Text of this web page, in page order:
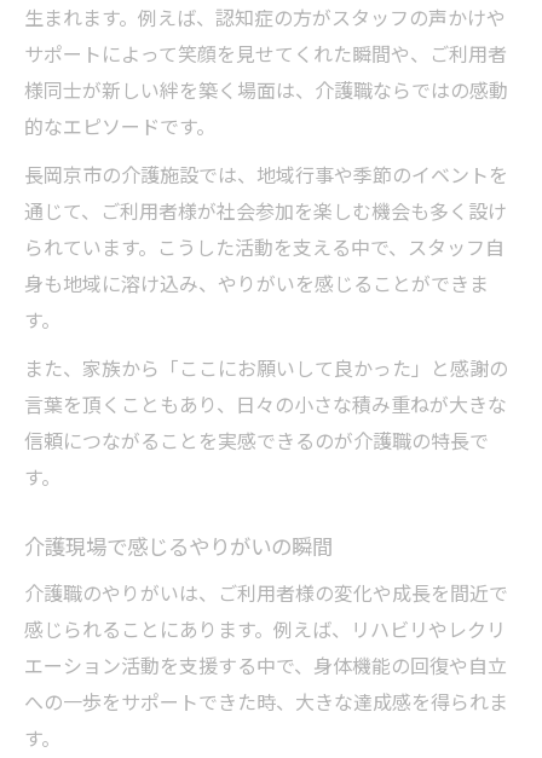
生まれます。例えば、認知症の方がスタッフの声かけや
サポートによって笑顔を見せてくれた瞬間や、ご利用者
様同士が新しい絆を築く場面は、介護職ならではの感動
的なエピソードです。
長岡京市の介護施設では、地域行事や季節のイベントを
通じて、ご利用者様が社会参加を楽しむ機会も多く設け
られています。こうした活動を支える中で、スタッフ自
身も地域に溶け込み、やりがいを感じることができま
す。
また、家族から「ここにお願いして良かった」と感謝の
言葉を頂くこともあり、日々の小さな積み重ねが大きな
信頼につながることを実感できるのが介護職の特長で
す。
介護現場で感じるやりがいの瞬間
介護職のやりがいは、ご利用者様の変化や成長を間近で
感じられることにあります。例えば、リハビリやレクリ
エーション活動を支援する中で、身体機能の回復や自立
への一歩をサポートできた時、大きな達成感を得られま
す。